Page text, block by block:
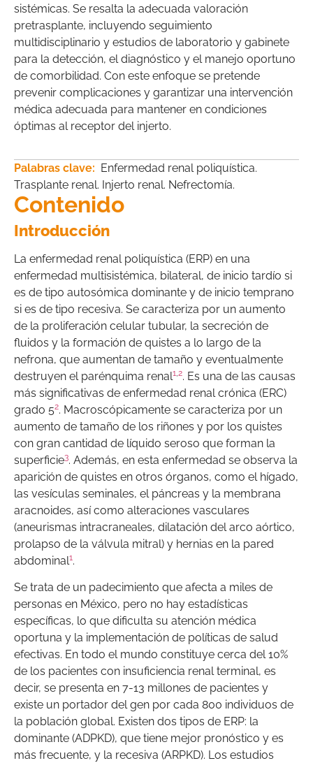
sistémicas. Se resalta la adecuada valoración
pretrasplante, incluyendo seguimiento
multidisciplinario y estudios de laboratorio y gabinete
para la detección, el diagnóstico y el manejo oportuno
de comorbilidad. Con este enfoque se pretende
prevenir complicaciones y garantizar una intervención
médica adecuada para mantener en condiciones
óptimas al receptor del injerto.
Palabras clave: Enfermedad renal poliquística.
Trasplante renal. Injerto renal. Nefrectomía.
Contenido
Introducción
La enfermedad renal poliquística (ERP) en una
enfermedad multisistémica, bilateral, de inicio tardío si
es de tipo autosómica dominante y de inicio temprano
si es de tipo recesiva. Se caracteriza por un aumento
de la proliferación celular tubular, la secreción de
fluidos y la formación de quistes a lo largo de la
nefrona, que aumentan de tamaño y eventualmente
destruyen el parénquima renal1,2. Es una de las causas
más significativas de enfermedad renal crónica (ERC)
grado 52. Macroscópicamente se caracteriza por un
aumento de tamaño de los riñones y por los quistes
con gran cantidad de líquido seroso que forman la
superficie3. Además, en esta enfermedad se observa la
aparición de quistes en otros órganos, como el hígado,
las vesículas seminales, el páncreas y la membrana
aracnoides, así como alteraciones vasculares
(aneurismas intracraneales, dilatación del arco aórtico,
prolapso de la válvula mitral) y hernias en la pared
abdominal1.
Se trata de un padecimiento que afecta a miles de
personas en México, pero no hay estadísticas
específicas, lo que dificulta su atención médica
oportuna y la implementación de políticas de salud
efectivas. En todo el mundo constituye cerca del 10%
de los pacientes con insuficiencia renal terminal, es
decir, se presenta en 7-13 millones de pacientes y
existe un portador del gen por cada 800 individuos de
la población global. Existen dos tipos de ERP: la
dominante (ADPKD), que tiene mejor pronóstico y es
más frecuente, y la recesiva (ARPKD). Los estudios